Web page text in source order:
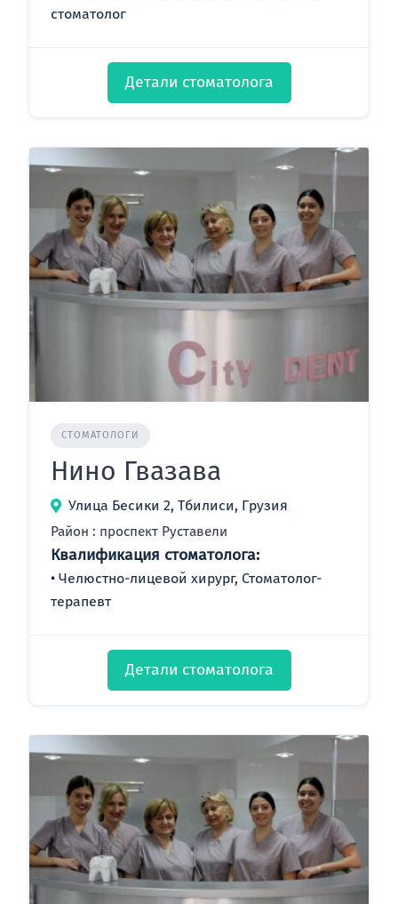
стоматолог
Детали стоматолога
СТОМАТОЛОГИ
Нино Гвазава
Улица Бесики 2, Тбилиси, Грузия
Район : проспект Руставели
Квалификация стоматолога:
Челюстно-лицевой хирург, Стоматолог-
терапевт
Детали стоматолога